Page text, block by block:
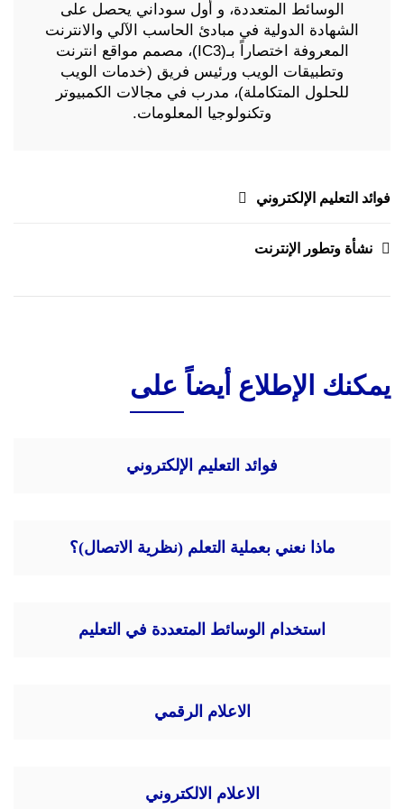
الوسائط المتعددة، و أول سوداني يحصل على
الشهادة الدولية في مبادئ الحاسب الآلي والانترنت
المعروفة اختصاراً بـ(IC3)، مصمم مواقع انترنت
وتطبيقات الويب ورئيس فريق (خدمات الويب
للحلول المتكاملة)، مدرب في مجالات الكمبيوتر
وتكنولوجيا المعلومات.
تصفّح
المقالات
فوائد التعليم الإلكتروني
نشأة وتطور الإنترنت
يمكنك الإطلاع أيضاً على
فوائد التعليم الإلكتروني
ماذا نعني بعملية التعلم (نظرية الاتصال)؟
استخدام الوسائط المتعددة في التعليم
الاعلام الرقمي
الاعلام الالكتروني